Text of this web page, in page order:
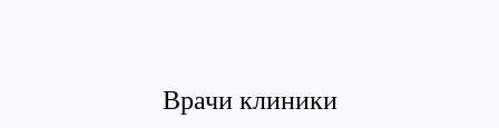
Врачи клиники